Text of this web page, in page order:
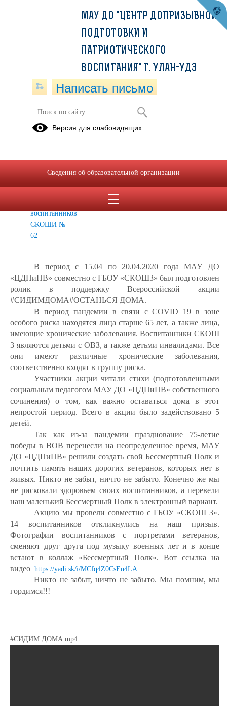
Организация образовательного
процесса с детьми с особыми
Занятие по
воспитанников
СКОШИ №
62
В период с 15.04 по 20.04.2020 года МАУ ДО
«ЦДПиПВ» совместно с ГБОУ «СКОШ3» был подготовлен
ролик в поддержку Всероссийской акции
#СИДИМДОМА#ОСТАНЬСЯ ДОМА.
В период пандемии в связи сCOVID 19 в зоне
особого риска находятся лица старше 65 лет, а также лица,
имеющие хронические заболевания. Воспитанники СКОШ
3 являются детьми с ОВЗ, а также детьми инвалидами. Все
они имеют различные хронические заболевания,
соответственно входят в группу риска.
Участники акции читали стихи (подготовленными
социальным педагогом МАУ ДО «ЦДПиПВ» собственного
сочинения) о том, как важно оставаться дома в этот
непростой период. Всего в акции было задействовано 5
детей.
Так как из-за пандемии празднование 75-летие
победы в ВОВ перенесли на неопределенное время, МАУ
ДО «ЦДПиПВ» решили создать свой Бессмертный Полк и
почтить память наших дорогих ветеранов, которых нет в
живых. Никто не забыт, ничто не забыто. Конечно же мы
не рисковали здоровьем своих воспитанников, а перевели
наш маленький Бессмертный Полк в электронный вариант.
Акцию мы провели совместно с ГБОУ «СКОШ 3».
14 воспитанников откликнулись на наш призыв.
Фотографии воспитанников с портретами ветеранов,
сменяют друг друга под музыку военных лет и в конце
встают в коллаж «Бессмертный Полк». Вот ссылка на
видео https://yadi.sk/i/MCfq4Z0CsEn4LA
Никто не забыт, ничто не забыто. Мы помним, мы
гордимся!!!
#СИДИМ ДОМА.mp4
МАУ ДО "ЦЕНТР ДОПРИЗЫВНОЙ
ПОДГОТОВКИ И
ПАТРИОТИЧЕСКОГО
ВОСПИТАНИЯ" Г. УЛАН-УДЭ
Написать письмо
Версия для слабовидящих
Сведения об образовательной организации